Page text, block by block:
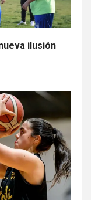
ilusión